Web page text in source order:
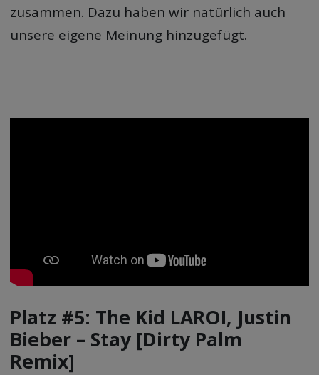
zusammen. Dazu haben wir natürlich auch
unsere eigene Meinung hinzugefügt.
Platz #5: The Kid LAROI, Justin
Bieber – Stay [Dirty Palm
Remix]